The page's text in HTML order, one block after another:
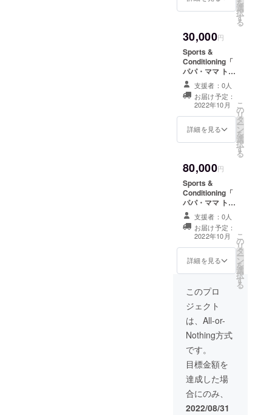
はございませ
ん） ・スクール
証を発行し、卒
業生として
Sports &
Conditioning「
パパ・ママ ト
レーナー」 の
HPにお名前を掲
載いたします。
※スクールは1
日 3時間程度を
予定しておりま
催日程をご案内
いたします。 ※
ニックネームで
のご参加でも掲
載可能です。 ※
掲載期間は2022
年10月から1年
間を予定してい
ます。
おりますが、１
名での参加も可
能です。 （１名
での参加の場合
でも参加料金の
割引などはござ
いません） ・5
組以上で承りま
す。 ご指定の
場所に出張して
リアルスクール
を実施いたしま
※支援募集期間
中に参加者人数
分のご支援をお
願いいたしま
す。 ※備考欄
に代表者のお名
前やチーム名等
共通なキーワー
ドを必ず入力く
ださい） ※５
組以上のご支援
インにてご参加
いただけるよう
調整いたしま
す。 ・スクール
卒業時には認定
証を発行し、卒
業生として
Sports &
Conditioning「
パパ・ママ ト
レーナー」 の
HPにお名前を掲
載いたします。
を
選
択
す
る
30,000円
Sports &
Conditioning「
パパ・ママ ト
レーナー」の企
業スポンサーに
なれる権利で
す。 Sports &
Conditioning「
パパ・ママ ト
HPに企業サポー
名とロゴを掲載
いたします。 ※
掲載する企業名
もしくは商品名
（文字のみ）を
備考欄にご記入
ください。 ※掲
載期間は2022年
10月から1年間
です。
支援者：0人
お届け予定：
2022年10月
詳細を見る
こ
の
リ
タ
ー
ン
を
選
択
す
る
80,000円
Sports &
Conditioning「
パパ・ママ ト
レーナー」のプ
ラチナスポン
サーになれる権
利です。 Sports
&
Conditioning「
HPにプラチナサ
ポーターとして
ロゴと企業名、
画像１点を掲載
いたします。 ※
掲載するロゴ・
企業名・掲載す
る画像１点を備
考欄にご記入く
ださい。 ロ
ゴ・バナー画像
の受け渡し方法
については制作
支援者：0人
お届け予定：
2022年10月
詳細を見る
こ
の
リ
タ
ー
ン
を
選
択
す
る
このプロ
ジェクト
は、All-or-
Nothing方式
です。
目標金額を
達成した場
合にのみ、
2022/08/31